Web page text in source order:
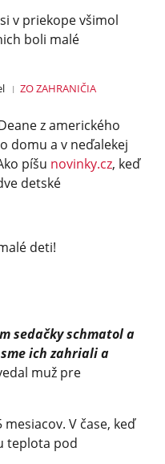
v priekope všimol
boli malé
ZO ZAHRANIČIA
z amerického
domu a v neďalekej
píšu novinky.cz, keď
detské
deti!
sedačky schmatol a
ich zahriali a
muž pre
V čase, keď
teplota pod